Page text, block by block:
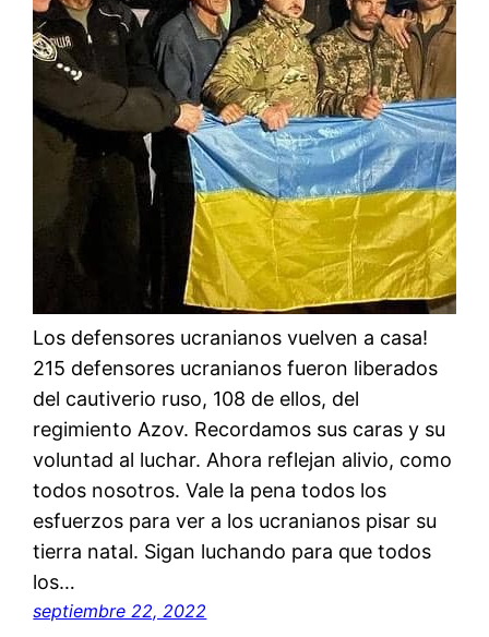
Los defensores ucranianos vuelven a casa!
215 defensores ucranianos fueron liberados
del cautiverio ruso, 108 de ellos, del
regimiento Azov. Recordamos sus caras y su
voluntad al luchar. Ahora reflejan alivio, como
todos nosotros. Vale la pena todos los
esfuerzos para ver a los ucranianos pisar su
tierra natal. Sigan luchando para que todos
los…
septiembre 22, 2022